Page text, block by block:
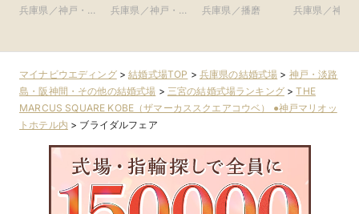
兵庫県／神戸・淡
イサイド迎賓館
兵庫県／神戸・淡
アーヴェリール迎
兵庫県／播磨
兵庫県／神戸
マイナビウエディング>結婚式場TOP > 兵庫県の結婚式場 > 神戸・淡路
島・阪神間・その他の結婚式場 > 三宮の結婚式場ランキング>THE
MARCUS SQUARE KOBE（ザマーカススクエアコウベ） ●神戸マリオッ
トホテル内 > ブライダルフェア